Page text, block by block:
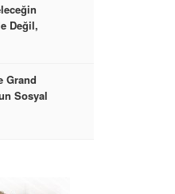
Değil,
Grand
Sosyal